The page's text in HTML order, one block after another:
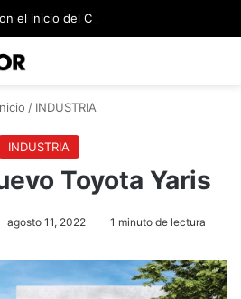
/ INDUSTRIA
INDUSTRIA
Toyota Yaris
agosto 11, 2022 1 minuto de lectura